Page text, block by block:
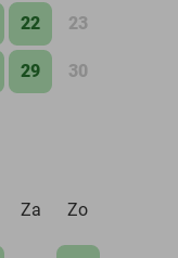
22 23
29 30
Za Zo